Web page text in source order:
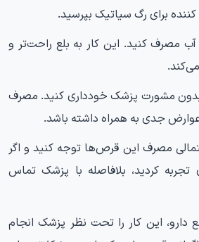
برای رگ سیاتیک بپرسید.
مصرف کنید. این کار به بلع راحت‌تر و
مشورت پزشک خودداری کنید. مصرف
جدی به همراه داشته باشد.
مصرف این قرص‌ها توجه کنید و اگر
تجربه کردید، بلافاصله با پزشک تماس
دارو، این کار را تحت نظر پزشک انجام